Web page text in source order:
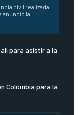
civil realizada
anunció la
para asistir a la
Colombia para la